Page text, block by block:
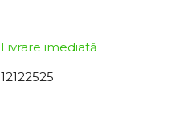
Livrare imediată
12122525